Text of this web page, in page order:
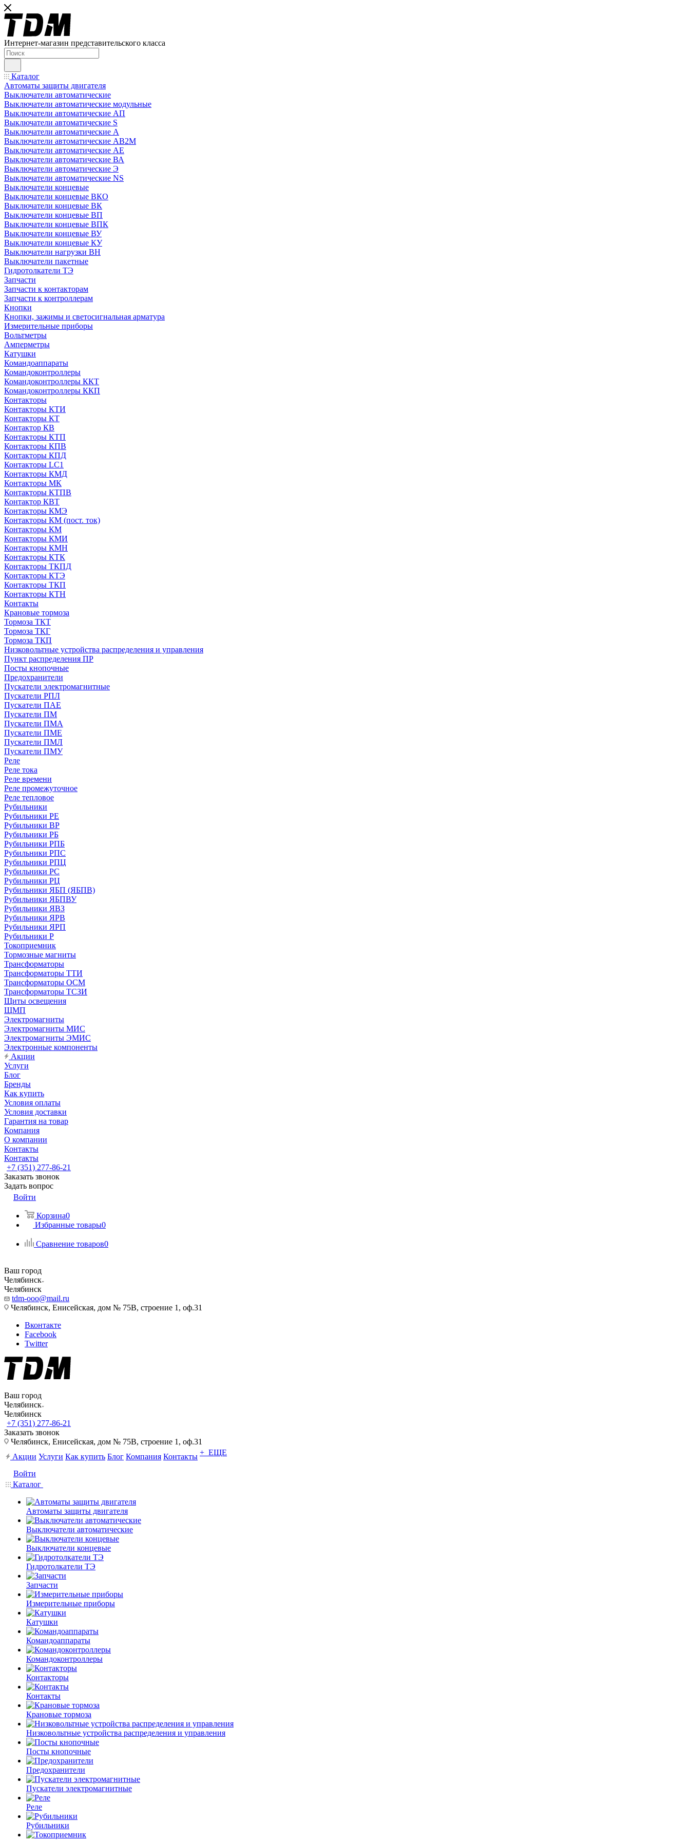
Интернет-магазин представительского класса
Каталог
Автоматы защиты двигателя
Выключатели автоматические
Выключатели автоматические модульные
Выключатели автоматические АП
Выключатели автоматические S
Выключатели автоматические А
Выключатели автоматические АВ2М
Выключатели автоматические АЕ
Выключатели автоматические ВА
Выключатели автоматические Э
Выключатели автоматические NS
Выключатели концевые
Выключатели концевые ВКО
Выключатели концевые ВК
Выключатели концевые ВП
Выключатели концевые ВПК
Выключатели концевые ВУ
Выключатели концевые КУ
Выключатели нагрузки ВН
Выключатели пакетные
Гидротолкатели ТЭ
Запчасти
Запчасти к контакторам
Запчасти к контроллерам
Кнопки
Кнопки, зажимы и светосигнальная арматура
Измерительные приборы
Вольтметры
Амперметры
Катушки
Командоаппараты
Командоконтроллеры
Командоконтроллеры ККТ
Командоконтроллеры ККП
Контакторы
Контакторы КТИ
Контакторы КТ
Контактор КВ
Контакторы КТП
Контакторы КПВ
Контакторы КПД
Контакторы LC1
Контакторы КМД
Контакторы МК
Контакторы КТПВ
Контактор КВТ
Контакторы КМЭ
Контакторы КМ (пост. ток)
Контакторы КМ
Контакторы КМИ
Контакторы КМН
Контакторы КТК
Контакторы ТКПД
Контакторы КТЭ
Контакторы ТКП
Контакторы КТН
Контакты
Крановые тормоза
Тормоза ТКТ
Тормоза ТКГ
Тормоза ТКП
Низковольтные устройства распределения и управления
Пункт распределения ПР
Посты кнопочные
Предохранители
Пускатели электромагнитные
Пускатели РПЛ
Пускатели ПАЕ
Пускатели ПМ
Пускатели ПМА
Пускатели ПМЕ
Пускатели ПМЛ
Пускатели ПМУ
Реле
Реле тока
Реле времени
Реле промежуточное
Реле тепловое
Рубильники
Рубильники РЕ
Рубильники ВР
Рубильники РБ
Рубильники РПБ
Рубильники РПС
Рубильники РПЦ
Рубильники РС
Рубильники РЦ
Рубильники ЯБП (ЯБПВ)
Рубильники ЯБПВУ
Рубильники ЯВЗ
Рубильники ЯРВ
Рубильники ЯРП
Рубильники Р
Токоприемник
Тормозные магниты
Трансформаторы
Трансформаторы ТТИ
Трансформаторы ОСМ
Трансформаторы ТСЗИ
Щиты освещения
ЩМП
Электромагниты
Электромагниты МИС
Электромагниты ЭМИС
Электронные компоненты
Акции
Услуги
Блог
Бренды
Как купить
Условия оплаты
Условия доставки
Гарантия на товар
Компания
О компании
Контакты
Контакты
+7 (351) 277-86-21
Заказать звонок
Задать вопрос
Войти
Корзина0
Избранные товары0
Сравнение товаров0
Ваш город
Челябинск
Челябинск
tdm-ooo@mail.ru
Челябинск, Енисейская, дом № 75В, строение 1, оф.31
Вконтакте
Facebook
Twitter
Ваш город
Челябинск
Челябинск
+7 (351) 277-86-21
Заказать звонок
Челябинск, Енисейская, дом № 75В, строение 1, оф.31
Акции Услуги Как купить Блог Компания Контакты + ЕЩЕ
Войти
Каталог
Автоматы защиты двигателя
Выключатели автоматические
Выключатели концевые
Гидротолкатели ТЭ
Запчасти
Измерительные приборы
Катушки
Командоаппараты
Командоконтроллеры
Контакторы
Контакты
Крановые тормоза
Низковольтные устройства распределения и управления
Посты кнопочные
Предохранители
Пускатели электромагнитные
Реле
Рубильники